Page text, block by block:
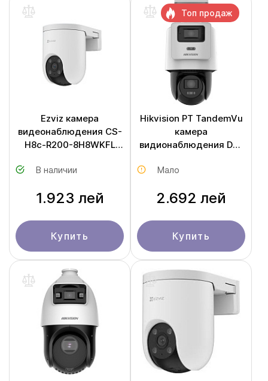
Ezviz камера
видеонаблюдения CS-
H8c-R200-8H8WKFL
В наличии
1.923 лей
Купить
Hikvision PT TandemVu
камера
видионаблюдения DS-
Мало
2.692 лей
Купить
Топ продаж